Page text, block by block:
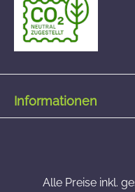
Informationen
Alle Preise inkl.